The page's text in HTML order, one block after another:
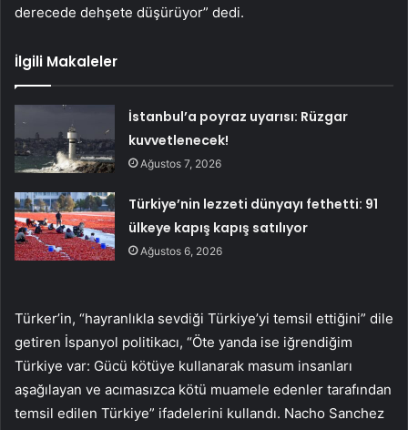
derecede dehşete düşürüyor” dedi.
İlgili Makaleler
İstanbul’a poyraz uyarısı: Rüzgar
kuvvetlenecek!
Ağustos 7, 2026
Türkiye’nin lezzeti dünyayı fethetti: 91
ülkeye kapış kapış satılıyor
Ağustos 6, 2026
Türker’in, “hayranlıkla sevdiği Türkiye’yi temsil ettiğini” dile
getiren İspanyol politikacı, “Öte yanda ise iğrendiğim
Türkiye var: Gücü kötüye kullanarak masum insanları
aşağılayan ve acımasızca kötü muamele edenler tarafından
temsil edilen Türkiye” ifadelerini kullandı. Nacho Sanchez